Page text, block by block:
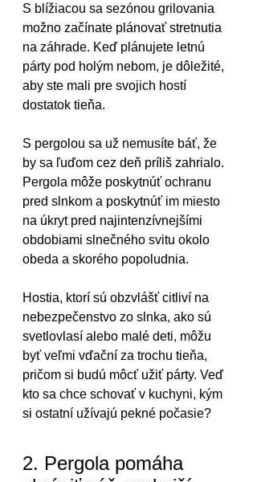
S blížiacou sa sezónou grilovania
možno začínate plánovať stretnutia
na záhrade. Keď plánujete letnú
párty pod holým nebom, je dôležité,
aby ste mali pre svojich hostí
dostatok tieňa.
S pergolou sa už nemusíte báť, že
by sa ľuďom cez deň príliš zahrialo.
Pergola môže poskytnúť ochranu
pred slnkom a poskytnúť im miesto
na úkryt pred najintenzívnejšími
obdobiami slnečného svitu okolo
obeda a skorého popoludnia.
Hostia, ktorí sú obzvlášť citliví na
nebezpečenstvo zo slnka, ako sú
svetlovlasí alebo malé deti, môžu
byť veľmi vďační za trochu tieňa,
pričom si budú môcť užiť párty. Veď
kto sa chce schovať v kuchyni, kým
si ostatní užívajú pekné počasie?
2. Pergola pomáha